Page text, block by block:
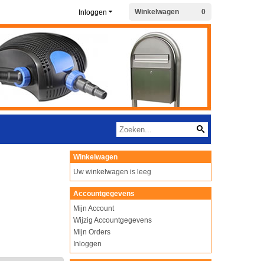
Winkelwagen 0
Inloggen
Winkelwagen
Uw winkelwagen is leeg
Accountgegevens
Mijn Account
Wijzig Accountgegevens
Mijn Orders
Inloggen